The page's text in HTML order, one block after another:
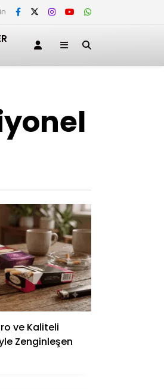
ve Kaliteli
Zenginleşen